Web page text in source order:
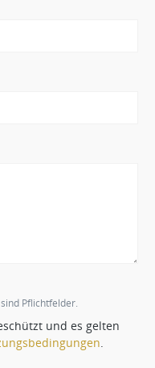
Pflichtfelder.
und es gelten
.